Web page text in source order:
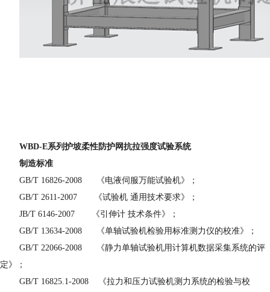
WBD-E系列护坡柔性防护网抗拉强度试验系统
制造标准
GB/T 16826-2008 《电液伺服万能试验机》；
GB/T 2611-2007 《试验机 通用技术要求》；
JB/T 6146-2007 《引伸计 技术条件》；
GB/T 13634-2008 《单轴试验机检验用标准测力仪的校准》；
GB/T 22066-2008 《静力单轴试验机用计算机数据采集系统的评
定》；
GB/T 16825.1-2008 《拉力和压力试验机测力系统的检验与校